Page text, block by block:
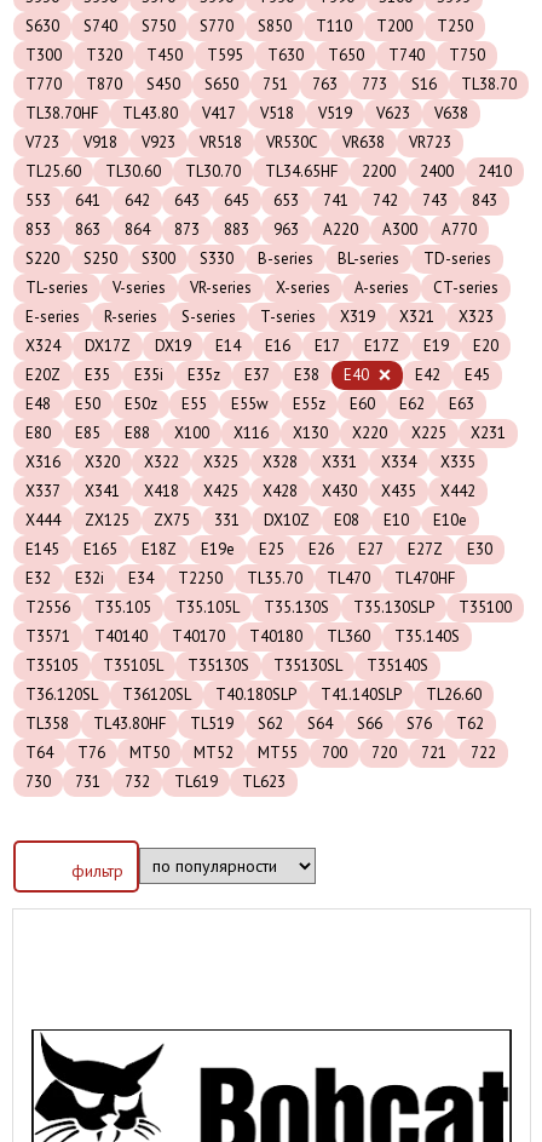
S630
S740 S750 S770 S850 T110 T200
T250
T300
T320 T450 T595 T630 T650 T740
T750
T770
T870 S450 S650 751 763 773 S16
TL38.70
TL38.70HF
TL43.80 V417 V518 V519 V623
V638
V723
V918 V923 VR518 VR530C VR638
VR723
TL25.60
TL30.60 TL30.70 TL34.65HF 2200 2400
2410
553
641 642 643 645 653 741 742 743
843
853
863 864 873 883 963 A220 A300
A770
S220
S250 S300 S330 B-series BL-series
TD-series
TL-series
V-series VR-series X-series A-series
CT-series
E-series
R-series S-series T-series X319 X321
X323
X324
DX17Z DX19 E14 E16 E17 E17Z E19
E20
E20Z
E35 E35i E35z E37 E38 E40 E42
E45
E48
E50 E50z E55 E55w E55z E60 E62
E63
E80
E85 E88 X100 X116 X130 X220 X225
X231
X316
X320 X322 X325 X328 X331 X334
X335
X337
X341 X418 X425 X428 X430 X435
X442
X444
ZX125 ZX75 331 DX10Z E08 E10
E10e
E145
E165 E18Z E19e E25 E26 E27 E27Z
E30
E32
E32i E34 T2250 TL35.70 TL470
TL470HF
T2556
T35.105 T35.105L T35.130S T35.130SLP
T35100
T3571
T40140 T40170 T40180 TL360
T35.140S
T35105
T35105L T35130S T35130SL
T35140S
T36.120SL
T36120SL T40.180SLP T41.140SLP
TL26.60
TL358
TL43.80HF TL519 S62 S64 S66 S76
T62
T64
T76 MT50 MT52 MT55 700 720 721
722
730
731 732 TL619 TL623
фильтр